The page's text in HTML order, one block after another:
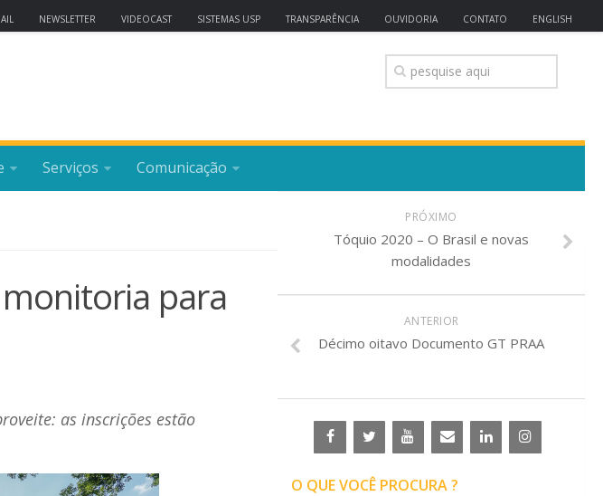
NEWSLETTER VIDEOCAST SISTEMAS USP TRANSPARÊNCIA OUVIDORIA CONTATO ENGLISH
Serviços Comunicação
para
as inscrições estão
PRÓXIMO
Tóquio 2020 – O Brasil e novas
modalidades
ANTERIOR
Décimo oitavo Documento GT PRAA
O QUE VOCÊ PROCURA ?